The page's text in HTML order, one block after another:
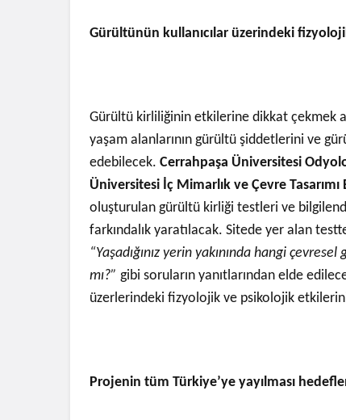
Gürültünün kullanıcılar üzerindeki
Gürültü kirliliğinin etkilerine dikkat çekmek
yaşam alanlarının gürültü şiddetlerini ve
edebilecek.Cerrahpaşa Üniversitesi
Üniversitesi İç Mimarlık ve Çevre
oluşturulan gürültü kirliği testleri ve
farkındalık yaratılacak. Sitede yer alan
“Yaşadığınız yerin yakınında hangi çevresel
mı?” gibi soruların yanıtlarından elde
üzerlerindeki fizyolojik ve psikolojik
Projenin tüm Türkiye’ye yayılması